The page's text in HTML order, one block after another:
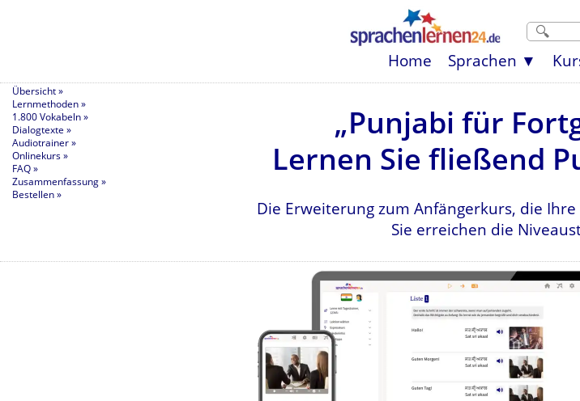
Home Sprachen
„Punjabi für
Lernen Sie fließend
Die Erweiterung zum Anfängerkurs, die
Sie erreichen die
Übersicht »
Lernmethoden »
1.800 Vokabeln »
Dialogtexte »
Audiotrainer »
Onlinekurs »
FAQ »
Zusammenfassung »
Bestellen »